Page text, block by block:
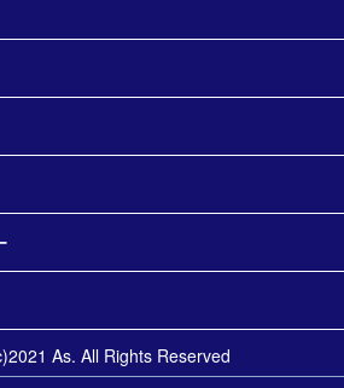
As. All Rights Reserved